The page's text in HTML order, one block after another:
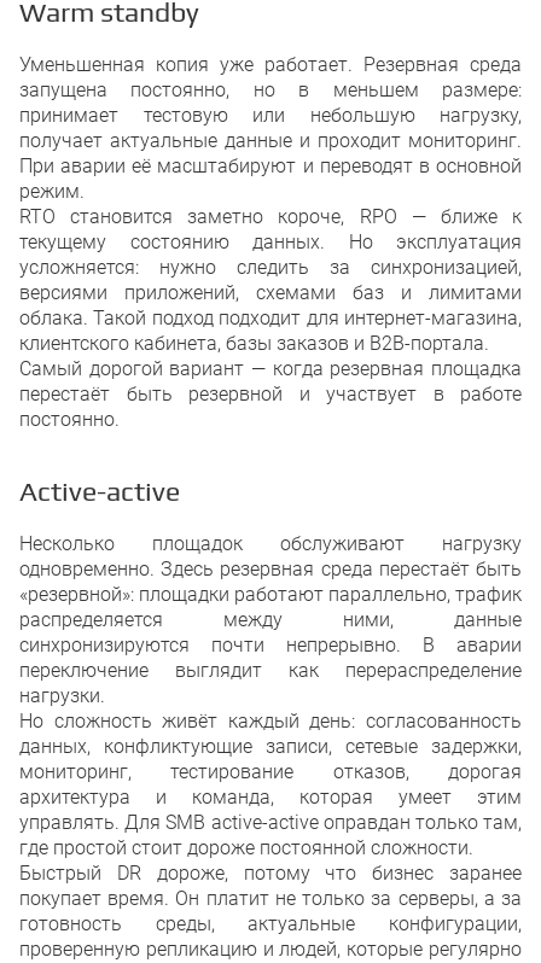
Warm standby
Уменьшенная копия уже работает. Резервная среда
запущена постоянно, но в меньшем размере:
принимает тестовую или небольшую нагрузку,
получает актуальные данные и проходит мониторинг.
При аварии её масштабируют и переводят в основной
режим.
RTO становится заметно короче, RPO — ближе к
текущему состоянию данных. Но эксплуатация
усложняется: нужно следить за синхронизацией,
версиями приложений, схемами баз и лимитами
облака. Такой подход подходит для интернет-магазина,
клиентского кабинета, базы заказов и B2B-портала.
Самый дорогой вариант — когда резервная площадка
перестаёт быть резервной и участвует в работе
постоянно.
Active-active
Несколько площадок обслуживают нагрузку
одновременно. Здесь резервная среда перестаёт быть
«резервной»: площадки работают параллельно, трафик
распределяется между ними, данные
синхронизируются почти непрерывно. В аварии
переключение выглядит как перераспределение
нагрузки.
Но сложность живёт каждый день: согласованность
данных, конфликтующие записи, сетевые задержки,
мониторинг, тестирование отказов, дорогая
архитектура и команда, которая умеет этим
управлять. Для SMB active-active оправдан только там,
где простой стоит дороже постоянной сложности.
Быстрый DR дороже, потому что бизнес заранее
покупает время. Он платит не только за серверы, а за
готовность среды, актуальные конфигурации,
проверенную репликацию и людей, которые регулярно